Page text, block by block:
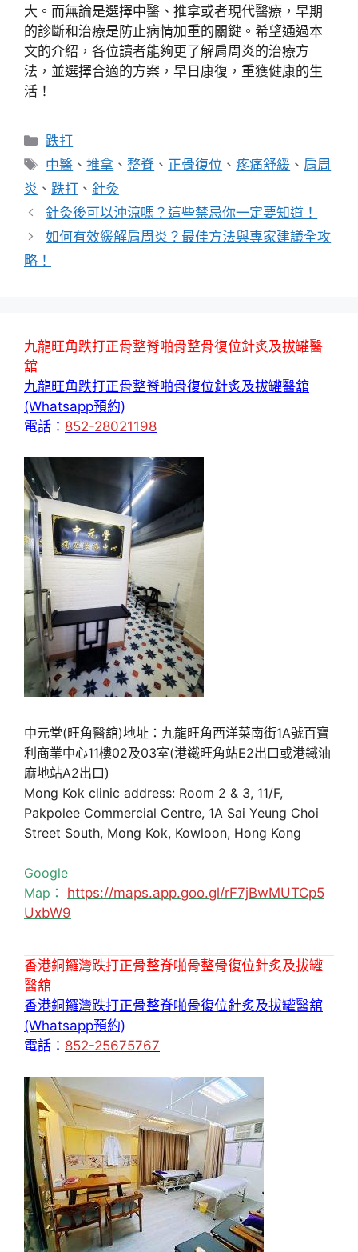
大。而無論是選擇中醫、推拿或者現代醫療，早期
的診斷和治療是防止病情加重的關鍵。希望通過本
文的介紹，各位讀者能夠更了解肩周炎的治療方
法，並選擇合適的方案，早日康復，重獲健康的生
活！
分
類
跌打
標
籤
中醫 、推拿 、整脊 、 正骨復位 、疼痛舒緩 、 肩周
炎 、 跌打 、 針灸
針灸後可以沖涼嗎？這些禁忌你一定要知道！
如何有效緩解肩周炎？最佳方法與專家建議全攻
略！
九龍旺角跌打正骨整脊啪骨整骨復位針炙及拔罐醫
舘
九龍旺角跌打正骨整脊啪骨復位針炙及拔罐醫舘
(Whatsapp預約)
電話： 852-28021198
中元堂(旺角醫舘)地址：九龍旺角西洋菜南街1A號百寶
利商業中心11樓02及03室(港鐵旺角站E2出口或港鐵油
麻地站A2出口)
Mong Kok clinic address: Room 2 & 3, 11/F,
Pakpolee Commercial Centre, 1A Sai Yeung Choi
Street South, Mong Kok, Kowloon, Hong Kong
Google
Map： https://maps.app.goo.gl/rF7jBwMUTCp5
UxbW9
香港銅鑼灣跌打正骨整脊啪骨整骨復位針炙及拔罐
醫舘
香港銅鑼灣跌打正骨整脊啪骨復位針炙及拔罐醫舘
(Whatsapp預約)
電話： 852-25675767